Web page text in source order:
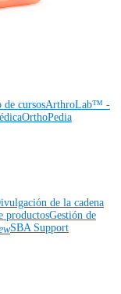
Ortobiológicos
de cursosArthroLab™ -
OrthoPedia
de la cadena
productosGestión de
SBA Support